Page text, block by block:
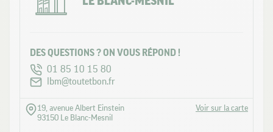
DES QUESTIONS ? ON VOUS RÉPOND !
01 85 10 15 80
lbm@toutetbon.fr
19, avenue Albert Einstein
93150 Le Blanc-Mesnil
Voir sur la carte